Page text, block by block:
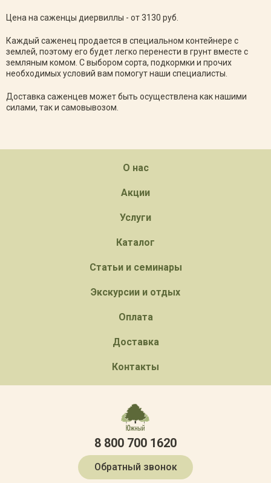
Цена на саженцы диервиллы - от 3130 руб.
Каждый саженец продается в специальном контейнере с
землей, поэтому его будет легко перенести в грунт вместе с
земляным комом. С выбором сорта, подкормки и прочих
необходимых условий вам помогут наши специалисты.
Доставка саженцев может быть осуществлена как нашими
силами, так и самовывозом.
О нас
Акции
Услуги
Каталог
Статьи и семинары
Экскурсии и отдых
Оплата
Доставка
Контакты
8 800 700 1620
Обратный звонок